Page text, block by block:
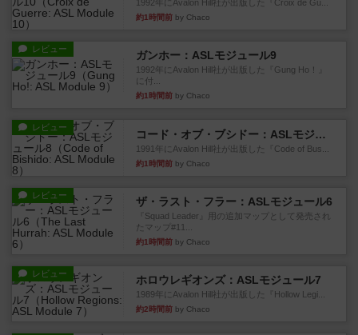
1992年にAvalon Hill社が出版した『Croix de Gu...
約1時間前 by Chaco
レビュー ガンホー：ASLモジュール9
1992年にAvalon Hill社が出版した『Gung Ho！』
に付...
約1時間前 by Chaco
レビュー
コード・オブ・ブシドー：ASLモジュール8
1991年にAvalon Hill社が出版した『Code of Bus...
約1時間前 by Chaco
レビュー ザ・ラスト・フラー：ASLモジュール6
『Squad Leader』用の追加マップとして発売され
たマップ#11...
約1時間前 by Chaco
レビュー ホロウレギオンズ：ASLモジュール7
1989年にAvalon Hill社が出版した『Hollow Legi...
約2時間前 by Chaco